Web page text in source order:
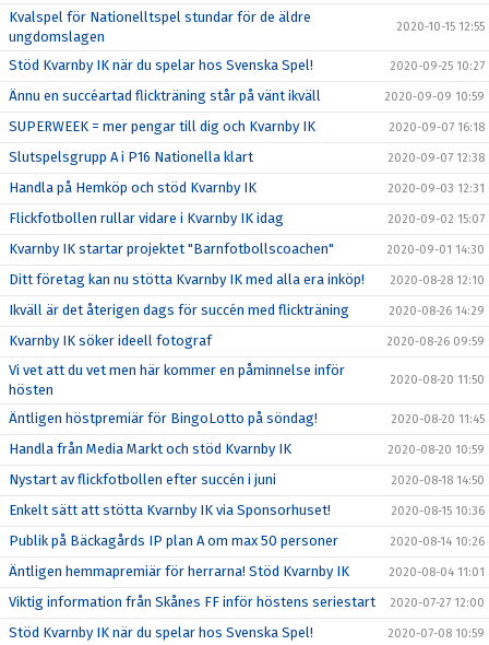
Kvalspel för Nationelltspel stundar för de äldre
ungdomslagen
2020-10-15 12:55
Stöd Kvarnby IK när du spelar hos Svenska Spel! 2020-09-25 10:27
Ännu en succéartad flickträning står på vänt ikväll 2020-09-09 10:59
SUPERWEEK = mer pengar till dig och Kvarnby IK 2020-09-07 16:18
Slutspelsgrupp A i P16 Nationella klart 2020-09-07 12:38
Handla på Hemköp och stöd Kvarnby IK 2020-09-03 12:31
Flickfotbollen rullar vidare i Kvarnby IK idag 2020-09-02 15:07
Kvarnby IK startar projektet "Barnfotbollscoachen" 2020-09-01 14:30
Ditt företag kan nu stötta Kvarnby IK med alla era inköp! 2020-08-28 12:10
Ikväll är det återigen dags för succén med flickträning 2020-08-26 14:29
Kvarnby IK söker ideell fotograf 2020-08-26 09:59
Vi vet att du vet men här kommer en påminnelse inför
hösten
2020-08-20 11:50
Äntligen höstpremiär för BingoLotto på söndag! 2020-08-20 11:45
Handla från Media Markt och stöd Kvarnby IK 2020-08-20 10:59
Nystart av flickfotbollen efter succén i juni 2020-08-18 14:50
Enkelt sätt att stötta Kvarnby IK via Sponsorhuset! 2020-08-15 10:36
Publik på Bäckagårds IP plan A om max 50 personer 2020-08-14 10:26
Äntligen hemmapremiär för herrarna! Stöd Kvarnby IK 2020-08-04 11:01
Viktig information från Skånes FF inför höstens seriestart 2020-07-27 12:00
Stöd Kvarnby IK när du spelar hos Svenska Spel! 2020-07-08 10:59